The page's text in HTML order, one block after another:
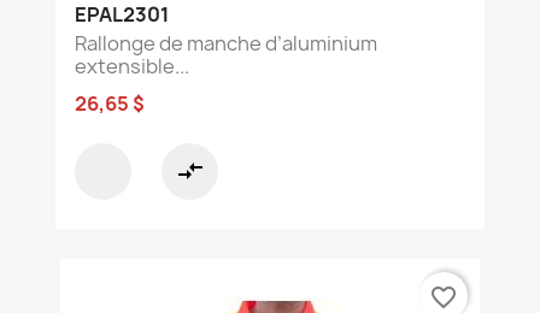
EPAL2301
Rallonge de manche d’aluminium
extensible...
26,65 $
compare_arrows
favorite_border